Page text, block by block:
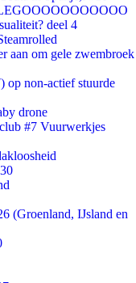
deel 4
aan om gele zwembroek
op non-actief stuurde
drone
#7 Vuurwerkjes
(Groenland, IJsland en